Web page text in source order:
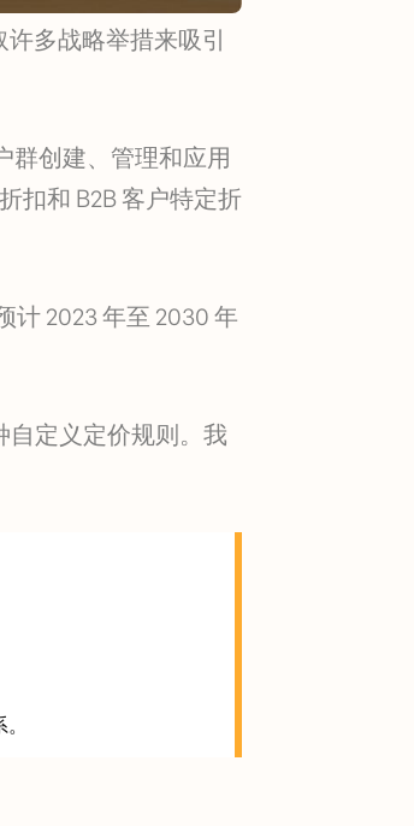
多战略举措来吸引
群创建、管理和应用
扣和 B2B 客户特定折
计 2023 年至 2030 年
自定义定价规则。我